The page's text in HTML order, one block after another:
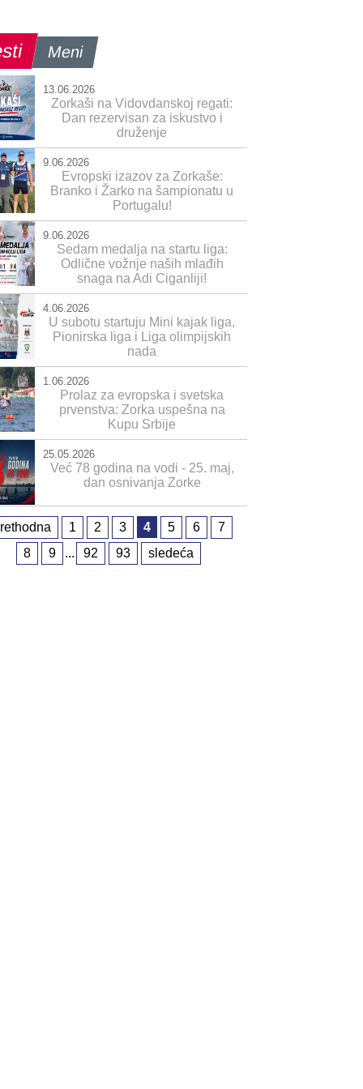
Meni
13.06.2026
Zorkaši na Vidovdanskoj regati:
Dan rezervisan za iskustvo i
druženje
9.06.2026
Evropski izazov za Zorkaše:
Branko i Žarko na šampionatu u
Portugalu!
9.06.2026
Sedam medalja na startu liga:
Odlične vožnje naših mlađih
snaga na Adi Ciganliji!
4.06.2026
U subotu startuju Mini kajak liga,
Pionirska liga i Liga olimpijskih
nada
1.06.2026
Prolaz za evropska i svetska
prvenstva: Zorka uspešna na
Kupu Srbije
25.05.2026
Već 78 godina na vodi - 25. maj,
dan osnivanja Zorke
1 2 3 4 5 6
7
8
9 ... 92 93 sledeća